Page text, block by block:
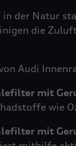
in der Natur
die
Audi
mit
wie
mit